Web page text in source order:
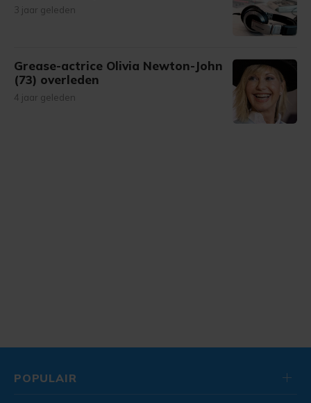
3 jaar geleden
Grease-actrice Olivia Newton-John
(73) overleden
4 jaar geleden
POPULAIR